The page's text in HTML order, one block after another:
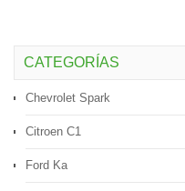
CATEGORÍAS
Chevrolet Spark
Citroen C1
Ford Ka